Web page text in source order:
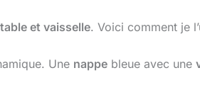
et vaisselle. Voici comment je
Une nappe bleue avec une